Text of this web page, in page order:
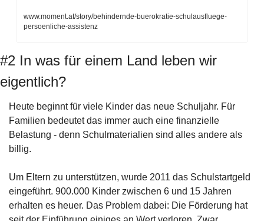
www.moment.at/story/behindernde-buerokratie-schulausfluege-
persoenliche-assistenz
#2 In was für einem Land leben wir
eigentlich?
Heute beginnt für viele Kinder das neue Schuljahr. Für
Familien bedeutet das immer auch eine finanzielle
Belastung - denn Schulmaterialien sind alles andere als
billig.
Um Eltern zu unterstützen, wurde 2011 das Schulstartgeld
eingeführt. 900.000 Kinder zwischen 6 und 15 Jahren
erhalten es heuer. Das Problem dabei: Die Förderung hat